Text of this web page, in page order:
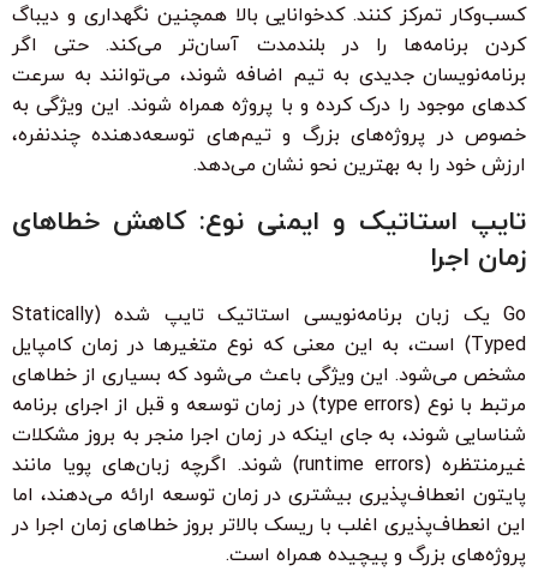
کسب‌وکار تمرکز کنند. کدخوانایی بالا همچنین نگهداری و دیباگ
کردن برنامه‌ها را در بلندمدت آسان‌تر می‌کند. حتی اگر
برنامه‌نویسان جدیدی به تیم اضافه شوند، می‌توانند به سرعت
کدهای موجود را درک کرده و با پروژه همراه شوند. این ویژگی به
خصوص در پروژه‌های بزرگ و تیم‌های توسعه‌دهنده چندنفره،
ارزش خود را به بهترین نحو نشان می‌دهد.
تایپ استاتیک و ایمنی نوع: کاهش خطاهای
زمان اجرا
Go یک زبان برنامه‌نویسی استاتیک تایپ شده (Statically
Typed) است، به این معنی که نوع متغیرها در زمان کامپایل
مشخص می‌شود. این ویژگی باعث می‌شود که بسیاری از خطاهای
مرتبط با نوع (type errors) در زمان توسعه و قبل از اجرای برنامه
شناسایی شوند، به جای اینکه در زمان اجرا منجر به بروز مشکلات
غیرمنتظره (runtime errors) شوند. اگرچه زبان‌های پویا مانند
پایتون انعطاف‌پذیری بیشتری در زمان توسعه ارائه می‌دهند، اما
این انعطاف‌پذیری اغلب با ریسک بالاتر بروز خطاهای زمان اجرا در
پروژه‌های بزرگ و پیچیده همراه است.